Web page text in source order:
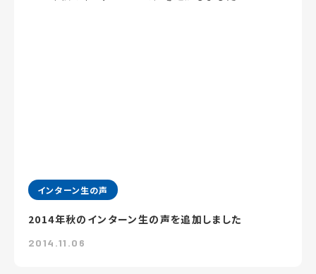
インターン生の声
2014年秋のインターン生の声を追加しました
2014.11.06